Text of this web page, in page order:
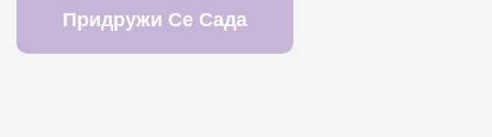
Придружи Се Сада